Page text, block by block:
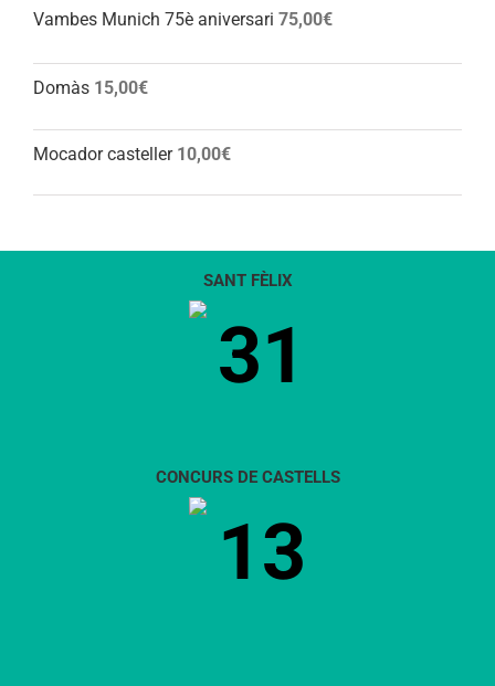
Vambes Munich 75è aniversari 75,00€
Domàs 15,00€
Mocador casteller 10,00€
SANT FÈLIX
31
CONCURS DE CASTELLS
13